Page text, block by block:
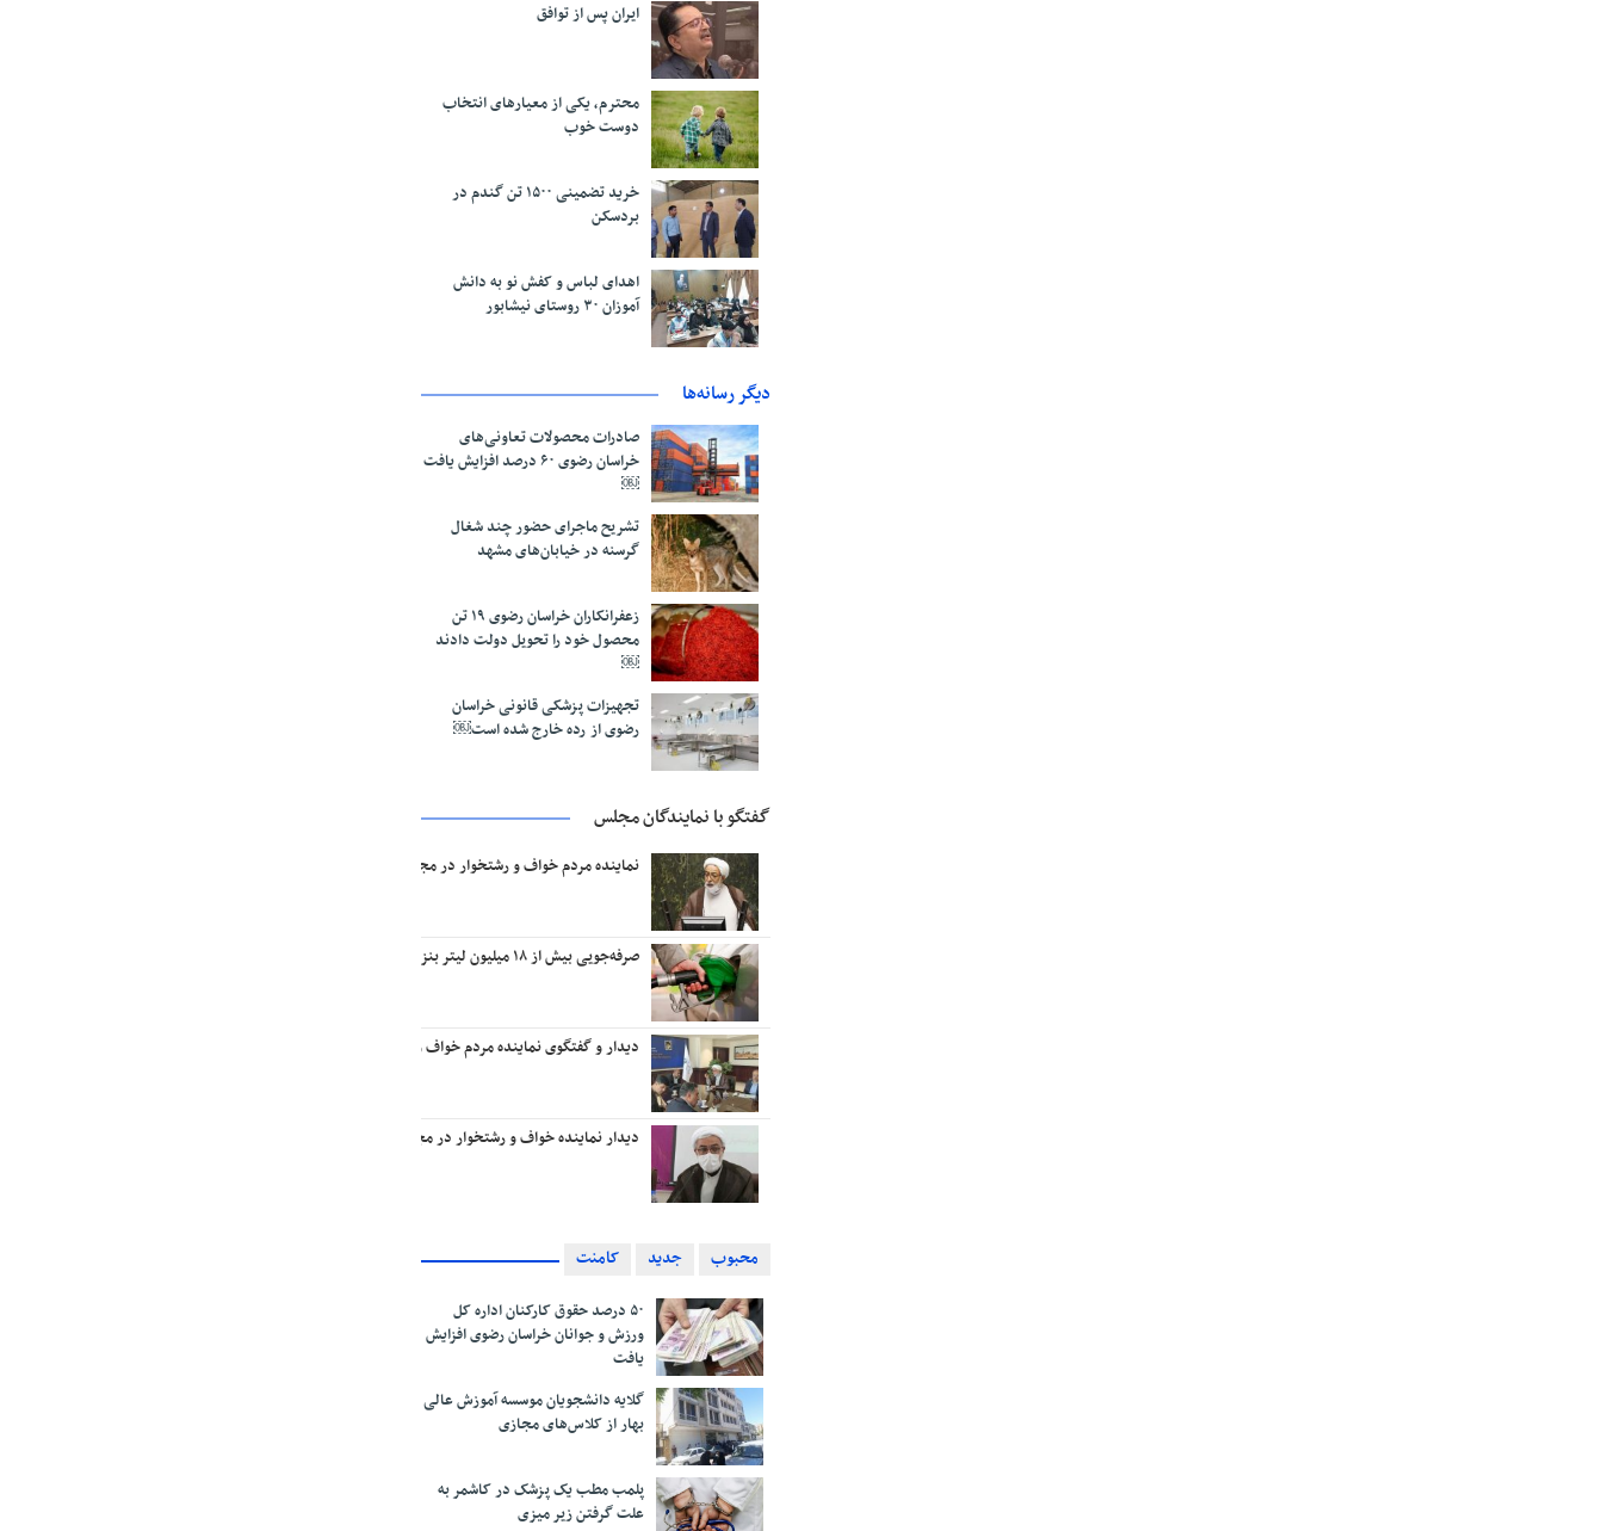
ایران پس از توافق
محترم، یکی از معیارهای انتخاب
دوست خوب
خرید تضمینی ۱۵۰۰ تن گندم در
بردسکن
اهدای لباس و کفش نو به دانش
آموزان ۳۰ روستای نیشابور
دیگر رسانه‌ها
صادرات محصولات تعاونی‌های
خراسان رضوی ۶۰ درصد افزایش یافت
￼
تشریح ماجرای حضور چند شغال
گرسنه در خیابان‌های مشهد
زعفرانکاران خراسان رضوی ۱۹ تن
محصول خود را تحویل دولت دادند
￼
تجهیزات پزشکی قانونی خراسان
رضوی از رده خارج شده است￼
گفتگو با نمایندگان مجلس
نماینده مردم خواف و رشتخوار در مجلس: تا وقتی متون درسی متحول نشود تحول در مجموعه‌های آموزشی
صرفه‌جویی بیش از ۱۸ میلیون لیتر بنزین در منطقه تربت‌حیدریه￼
دیدار و گفتگوی نماینده مردم خواف و رشتخوار در مجلس با وزیر راه و شهرسازی
دیدار نماینده خواف و رشتخوار در مجلس با وزیر میراث فرهنگی، گردشگری و صنایع‌دستی￼
محبوب جدید کامنت
۵۰ درصد حقوق کارکنان اداره کل
ورزش و جوانان خراسان رضوی افزایش
یافت
گلایه دانشجویان موسسه آموزش عالی
بهار از کلاس‌های مجازی
پلمب مطب یک پزشک در کاشمر به
علت گرفتن زیر میزی